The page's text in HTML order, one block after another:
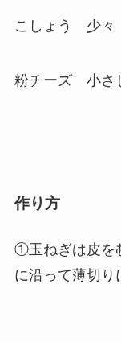
こしょう 少々
粉チーズ 小さ
作り方
①玉ねぎは皮を
に沿って薄切り